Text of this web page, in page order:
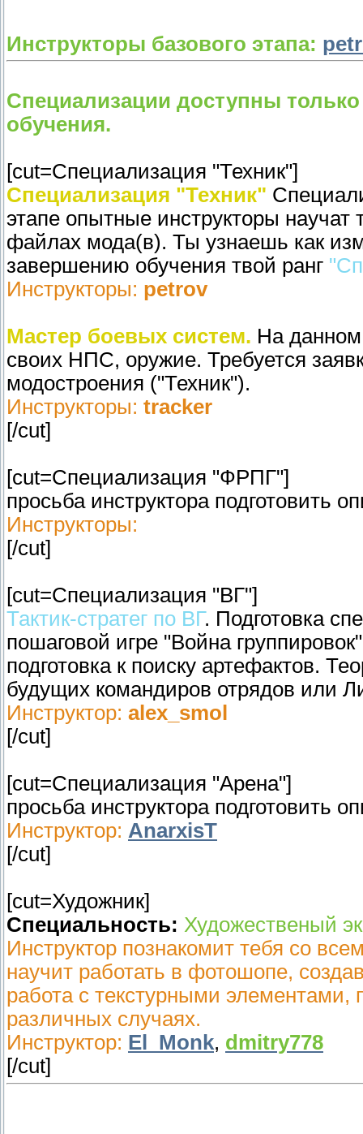
Инструкторы базового этапа:
Специализации доступны
обучения.
[cut=Специализация "Техник"]
Специализация "Техник"
этапе опытные инструкторы
файлах мода(в). Ты узнаешь как
завершению обучения твой ранг
Инструкторы: petrov
Мастер боевых систем. На
своих НПС, оружие. Требуется
модостроения ("Техник").
Инструкторы: tracker
[/cut]
[cut=Специализация "ФРПГ"]
просьба инструктора подготовить
Инструкторы:
[/cut]
[cut=Специализация "ВГ"]
Тактик-стратег по ВГ. Подготовка
пошаговой игре "Война
подготовка к поиску артефактов.
будущих командиров отрядов или
Инструктор: alex_smol
[/cut]
[cut=Специализация "Арена"]
просьба инструктора подготовить
Инструктор: AnarxisT
[/cut]
[cut=Художник]
Специальность: Художественый
Инструктор познакомит тебя со
научит работать в фотошопе,
работа с текстурными элементами,
различных случаях.
Инструктор: El_Monk, dmitry778
[/cut]